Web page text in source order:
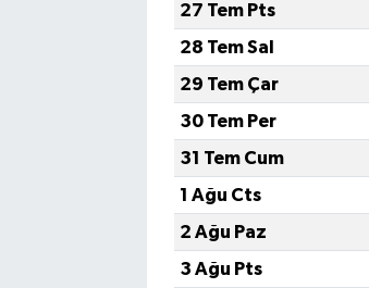
27 Tem Pts
28 Tem Sal
29 Tem Çar
30 Tem Per
31 Tem Cum
1 Ağu Cts
2 Ağu Paz
3 Ağu Pts